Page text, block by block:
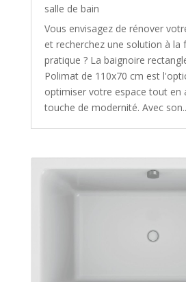
salle de bain
Vous envisagez de rénover
et recherchez une solution à la
pratique ? La baignoire
Polimat de 110x70 cm est
optimiser votre espace tout en
touche de modernité. Avec